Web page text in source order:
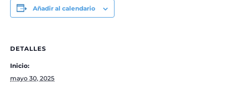
Añadir al calendario
DETALLES
Inicio:
mayo 30, 2025